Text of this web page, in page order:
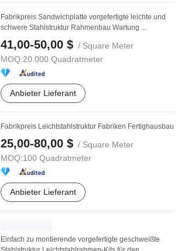
Fabrikpreis Sandwichplatte vorgefertigte leichte und
schwere Stahlstruktur Rahmenbau Wartung ...
41,00-50,00 $ / Square Meter
MOQ:20.000 Quadratmeter
Anbieter Lieferant
Fabrikpreis Leichtstahlstruktur Fabriken Fertighausbau
25,00-80,00 $ / Square Meter
MOQ:100 Quadratmeter
Anbieter Lieferant
Einfach zu montierende vorgefertigte geschweißte